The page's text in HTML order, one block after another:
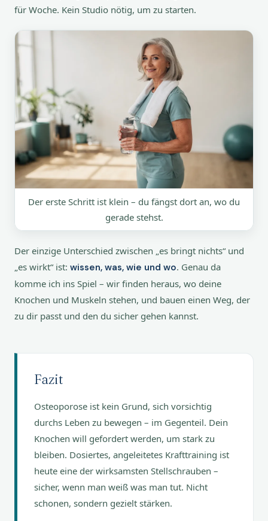
für Woche. Kein Studio nötig, um zu starten.
Der erste Schritt ist klein – du fängst dort an, wo du
gerade stehst.
Der einzige Unterschied zwischen „es bringt nichts“ und
„es wirkt“ ist: wissen, was, wie und wo. Genau da
komme ich ins Spiel – wir finden heraus, wo deine
Knochen und Muskeln stehen, und bauen einen Weg, der
zu dir passt und den du sicher gehen kannst.
Fazit
Osteoporose ist kein Grund, sich vorsichtig
durchs Leben zu bewegen – im Gegenteil. Dein
Knochen will gefordert werden, um stark zu
bleiben. Dosiertes, angeleitetes Krafttraining ist
heute eine der wirksamsten Stellschrauben –
sicher, wenn man weiß was man tut. Nicht
schonen, sondern gezielt stärken.